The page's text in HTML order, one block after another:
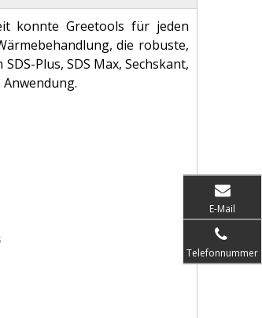
konnte Greetools für jeden
die robuste,
Plus, SDS Max, Sechskant,
E-Mail
Telefonnummer